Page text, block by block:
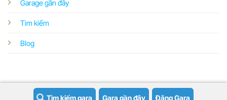
Garage gần đây
Tìm kiếm
Blog
Tìm kiếm gara Gara gần đây Đăng Gara